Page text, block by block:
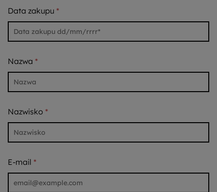
Data zakupu
Nazwa
Nazwisko
E-mail